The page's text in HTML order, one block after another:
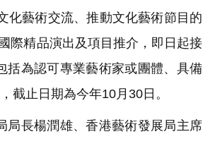
藝術交流、推動文化藝術節目的
際精品演出及項目推介，即日起接
括為認可專業藝術家或團體、具備
截止日期為今年10月30日。
長楊潤雄、香港藝術發展局主席